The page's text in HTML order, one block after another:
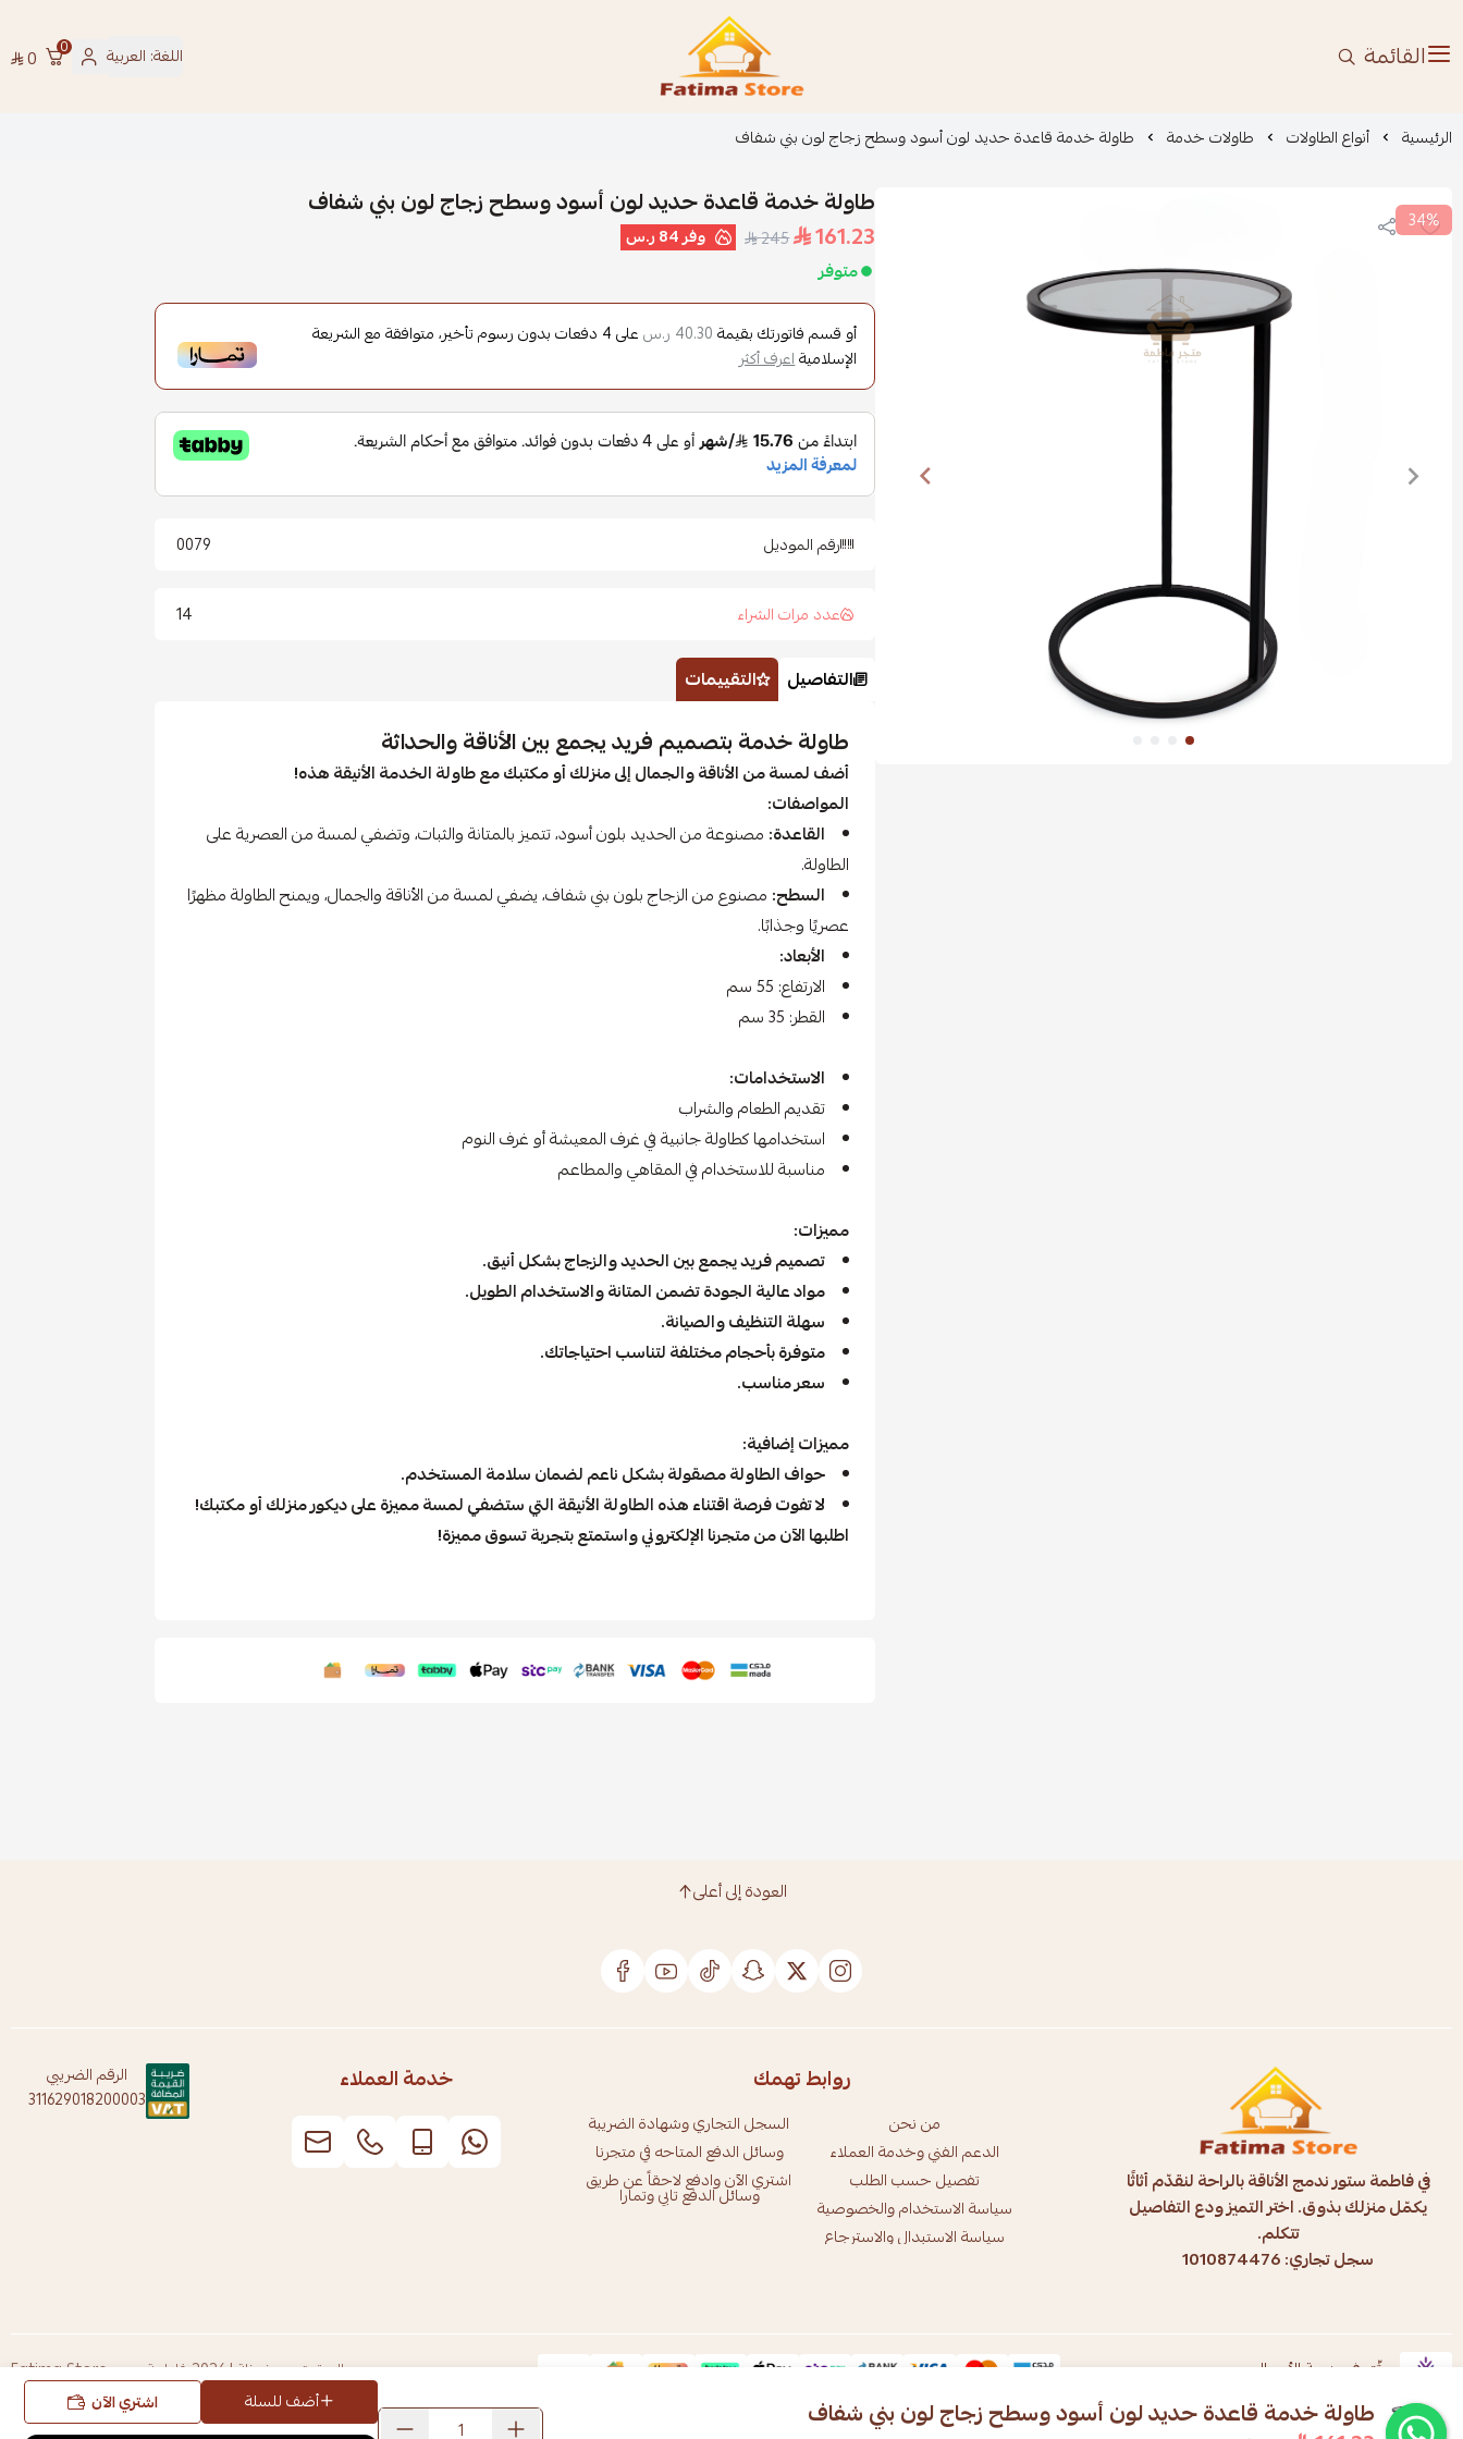
القائمة فاطمة ستور Fatima Store اللغة: العربية 0
0
الرئيسية أنواع الطاولات طاولات خدمة طاولة خدمة قاعدة حديد لون أسود وسطح زجاج لون بني شفاف
34%
طاولة خدمة قاعدة حديد لون أسود وسطح زجاج لون بني شفاف
161.23
245 وفر84 ر.س
متوفر
أو قسم فاتورتك بقيمة 40.30 ر.س على4 دفعات بدون رسوم تأخير، متوافقة مع الشريعة
الإسلاميةاعرف أكثر
رقم الموديل 0079
عدد مرات الشراء 14
طاولة خدمة قاعدة حديد لون أسود وسطح زجاج لون بني شفاف أضف للسلة اشتري الآن
التفاصيل التقييمات
طاولة خدمة بتصميم فريد يجمع بين الأناقة والحداثة
أضف لمسة من الأناقة والجمال إلى منزلك أو مكتبك مع طاولة الخدمة الأنيقة هذه!
المواصفات:
القاعدة: مصنوعة من الحديد بلون أسود، تتميز بالمتانة والثبات، وتضفي لمسة من العصرية على
الطاولة.
السطح: مصنوع من الزجاج بلون بني شفاف، يضفي لمسة من الأناقة والجمال، ويمنح الطاولة مظهرًا
عصريًا وجذابًا.
الأبعاد:
الارتفاع: 55 سم
القطر: 35 سم
الاستخدامات:
تقديم الطعام والشراب
استخدامها كطاولة جانبية في غرف المعيشة أو غرف النوم
مناسبة للاستخدام في المقاهي والمطاعم
مميزات:
تصميم فريد يجمع بين الحديد والزجاج بشكل أنيق.
مواد عالية الجودة تضمن المتانة والاستخدام الطويل.
سهلة التنظيف والصيانة.
متوفرة بأحجام مختلفة لتناسب احتياجاتك.
سعر مناسب.
مميزات إضافية:
حواف الطاولة مصقولة بشكل ناعم لضمان سلامة المستخدم.
لا تفوت فرصة اقتناء هذه الطاولة الأنيقة التي ستضفي لمسة مميزة على ديكور منزلك أو مكتبك!
اطلبها الآن من متجرنا الإلكتروني واستمتع بتجربة تسوق مميزة!
العودة إلى أعلى
في فاطمة ستور ندمج الأناقة بالراحة لنقدّم أثاثًا
يكمّل منزلك بذوق. اختر التميز ودع التفاصيل
تتكلم.
سجل تجاري: 1010874476
روابط تهمك
من نحن
الدعم الفني وخدمة العملاء
تفصيل حسب الطلب
سياسة الاستخدام والخصوصية
سياسة الاستبدال والاسترجاع
السجل التجاري وشهادة الضريبة
وسائل الدفع المتاحه في متجرنا
اشتري الآن وادفع لاحقاً عن طريق
وسائل الدفع تابي وتمارا
خدمة العملاء
الرقم الضريبي
311629018200003
موثّق في منصة الأعمال الحقوق محفوظة | 2026 فاطمة ستور Fatima Store